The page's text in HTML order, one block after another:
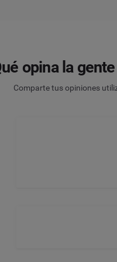
opina la
Comparte tus opiniones